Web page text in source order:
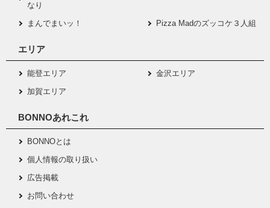
なり
まんでまいッ！ Pizza Madのズッコケ３人組
エリア
能登エリア
金沢エリア
加賀エリア
BONNOあれこれ
BONNOとは
個人情報の取り扱い
広告掲載
お問い合わせ